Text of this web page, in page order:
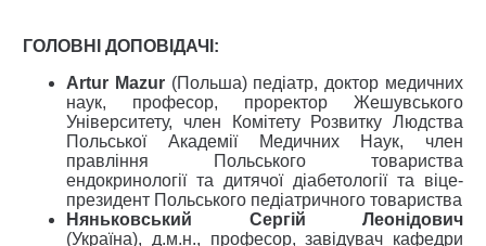
ГОЛОВНІ ДОПОВІДАЧІ:
Artur Mazur(Польша) педіатр, доктор медичних
наук, професор, проректор Жешувського
Університету, член Комітету Розвитку Людства
Польської Академії Медичних Наук, член
правління Польського товариства
ендокринології та дитячої діабетології та віце-
президент Польського педіатричного товариства
Няньковський Сергій Леонідович
(Україна), д.м.н., професор, завідувач кафедри